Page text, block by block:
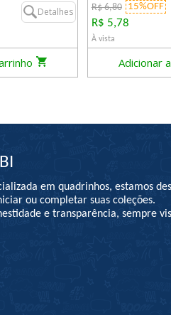
Detalhes R$ 6,80 15%OFF
R$ 5,78
À vista
Adicionar
em quadrinhos, estamos
ou completar suas coleções.
e transparência, sempre